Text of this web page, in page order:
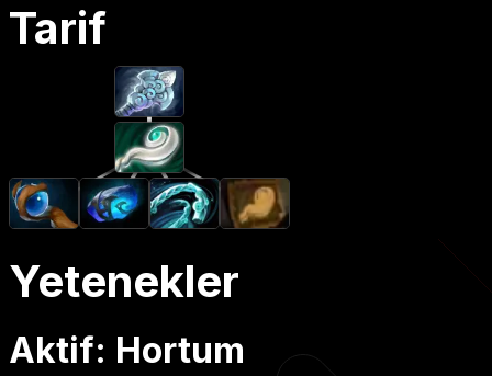
Tarif
Yetenekler
Aktif: Hortum